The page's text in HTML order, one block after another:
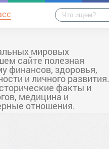
мировых
сайте полезная
финансов, здоровья,
и личного развития.
факты и
медицина и
отношения.